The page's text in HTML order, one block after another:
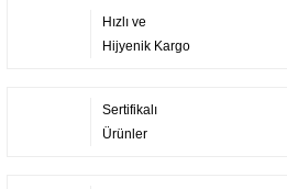
Hızlı ve
Hijyenik Kargo
Sertifikalı
Ürünler